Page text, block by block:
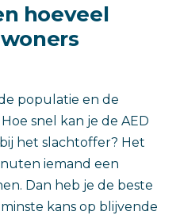
hoeveel
populatie en de
snel kan je de AED
het slachtoffer? Het
iemand een
Dan heb je de beste
kans op blijvende